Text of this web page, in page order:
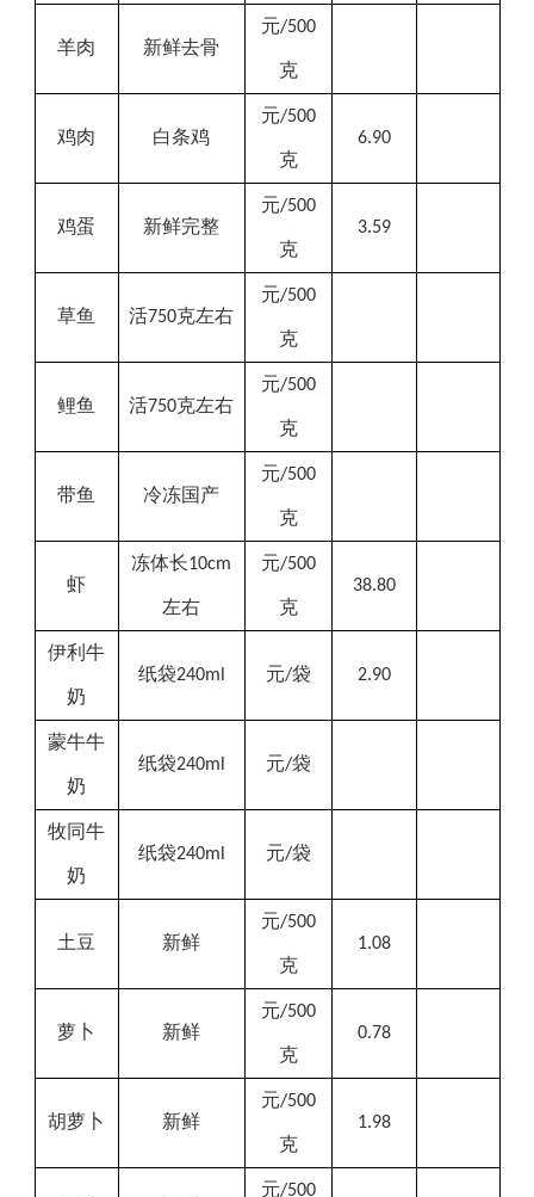
羊肉 新鲜去骨
元/500
克
鸡肉 白条鸡
元/500
克
6.90
鸡蛋 新鲜完整
元/500
克
3.59
草鱼 活750克左右
元/500
克
鲤鱼 活750克左右
元/500
克
带鱼 冷冻国产
元/500
克
虾
冻体长10cm
左右
元/500
克
38.80
伊利 牛
奶
纸袋240ml 元/袋 2.90
蒙牛牛
奶
纸袋240ml 元/袋
牧同牛
奶
纸袋240ml 元/袋
土豆 新鲜
元/500
克
1.08
萝卜 新鲜
元/500
克
0.78
胡萝卜 新鲜
元/500
克
1.98
元/500